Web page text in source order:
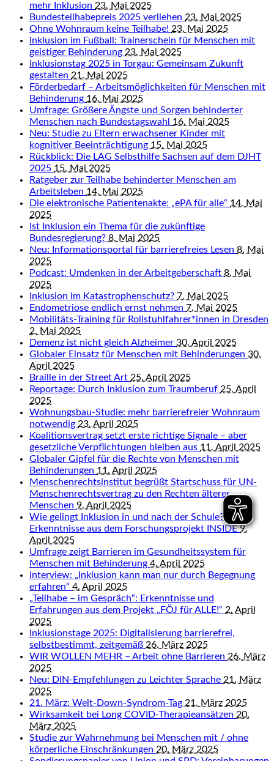
mehr Inklusion 23. Mai 2025
Bundesteilhabepreis 2025 verliehen 23. Mai 2025
Ohne Wohnraum keine Teilhabe! 23. Mai 2025
Inklusion im Fußball: Trainerschein für Menschen mit
geistiger Behinderung 23. Mai 2025
Inklusionstag 2025 in Torgau: Gemeinsam Zukunft
gestalten 21. Mai 2025
Förderbedarf – Arbeitsmöglichkeiten für Menschen mit
Behinderung 16. Mai 2025
Umfrage: Größere Ängste und Sorgen behinderter
Menschen nach Bundestagswahl 16. Mai 2025
Neu: Studie zu Eltern erwachsener Kinder mit
kognitiver Beeinträchtigung 15. Mai 2025
Rückblick: Die LAG Selbsthilfe Sachsen auf dem DJHT
2025 15. Mai 2025
Ratgeber zur Teilhabe behinderter Menschen am
Arbeitsleben 14. Mai 2025
Die elektronische Patientenakte: „ePA für alle“ 14. Mai
2025
Ist Inklusion ein Thema für die zukünftige
Bundesregierung? 8. Mai 2025
Neu: Informationsportal für barrierefreies Lesen 8. Mai
2025
Podcast: Umdenken in der Arbeitgeberschaft 8. Mai
2025
Inklusion im Katastrophenschutz? 7. Mai 2025
Endometriose endlich ernst nehmen 7. Mai 2025
Mobilitäts-Training für Rollstuhlfahrer*innen in Dresden
2. Mai 2025
Demenz ist nicht gleich Alzheimer 30. April 2025
Globaler Einsatz für Menschen mit Behinderungen 30.
April 2025
Braille in der Street Art 25. April 2025
Reportage: Durch Inklusion zum Traumberuf 25. April
2025
Wohnungsbau-Studie: mehr barrierefreier Wohnraum
notwendig 23. April 2025
Koalitionsvertrag setzt erste richtige Signale – aber
gesetzliche Verpflichtungen bleiben aus 11. April 2025
Globaler Gipfel für die Rechte von Menschen mit
Behinderungen 11. April 2025
Menschenrechtsinstitut begrüßt Startschuss für UN-
Menschenrechtsvertrag zu den Rechten älterer
Menschen 9. April 2025
Wie gelingt Inklusion in und nach der Schule?
Erkenntnisse aus dem Forschungsprojekt INSIDE9.
April 2025
Umfrage zeigt Barrieren im Gesundheitssystem für
Menschen mit Behinderung 4. April 2025
Interview: „Inklusion kann man nur durch Begegnung
erfahren“ 4. April 2025
„Teilhabe – im Gespräch“: Erkenntnisse und
Erfahrungen aus dem Projekt „FÖJ für ALLE!“ 2. April
2025
Inklusionstage 2025: Digitalisierung barrierefrei,
selbstbestimmt, zeitgemäß 26. März 2025
WIR WOLLEN MEHR – Arbeit ohne Barrieren 26. März
2025
Neu: DIN-Empfehlungen zu Leichter Sprache 21. März
2025
21. März: Welt-Down-Syndrom-Tag 21. März 2025
Wirksamkeit bei Long COVID-Therapieansätzen 20.
März 2025
Studie zur Wahrnehmung bei Menschen mit / ohne
körperliche Einschränkungen 20. März 2025